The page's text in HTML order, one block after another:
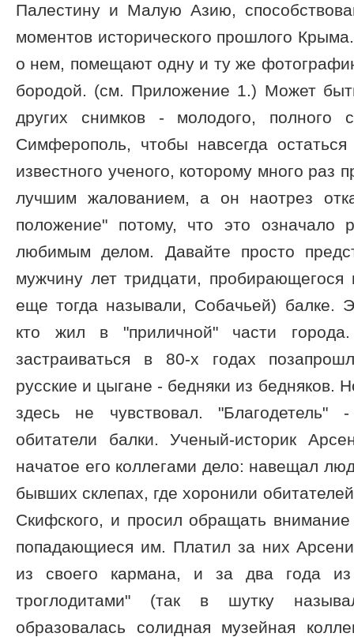
Палестину и Малую Азию,
моментов исторического прошлого
о нем, помещают одну и ту же
бородой. (см. Приложение 1.) Может
других снимков - молодого,
Симферополь, чтобы навсегда
известного ученого, которому много раз
лучшим жалованием, а он наотрез
положение" потому, что это означало
любимым делом. Давайте просто
мужчину лет тридцати, пробирающегося
еще тогда называли, Собачьей) балке.
кто жил в "приличной" части
застраиваться в 80-х годах
русские и цыгане - бедняки из бедняков.
здесь не чувствовал.
обитатели балки. Ученый-историк
начатое его коллегами дело: навещал
бывших склепах, где хоронили
Скифского, и просил обращать
попадающиеся им. Платил за них
из своего кармана, и за два года из
троглодитами" (так в шутку
образовалась солидная музейная